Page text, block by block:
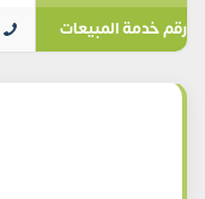
رقم خدمة المبيعات